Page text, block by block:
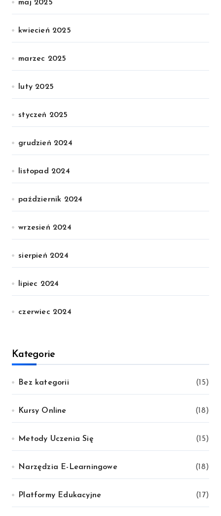
maj 2025
kwiecień 2025
marzec 2025
luty 2025
styczeń 2025
grudzień 2024
listopad 2024
październik 2024
wrzesień 2024
sierpień 2024
lipiec 2024
czerwiec 2024
Kategorie
Bez kategorii (15)
Kursy Online (18)
Metody Uczenia Się (15)
Narzędzia E-Learningowe (18)
Platformy Edukacyjne (17)